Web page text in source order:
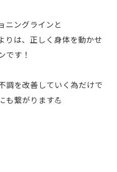
ニングラインと
りは、正しく身体を動かせ
です！
調を改善していく為だけで
も繋がります💪